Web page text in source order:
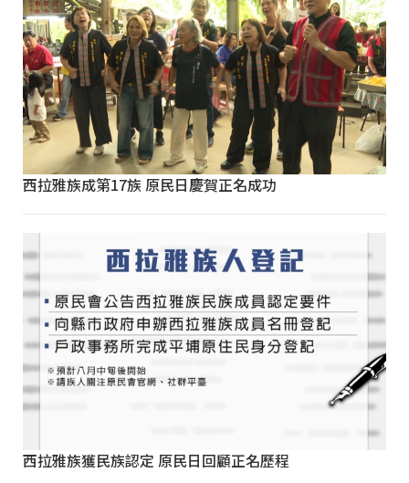
西拉雅族成第17族 原民日慶賀正名成功
西拉雅族獲民族認定 原民日回顧正名歷程